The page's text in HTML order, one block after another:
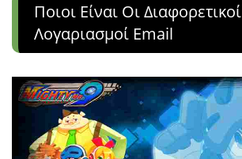
Ποιοι Είναι Οι Διαφορετικοί
Λογαριασμοί Email